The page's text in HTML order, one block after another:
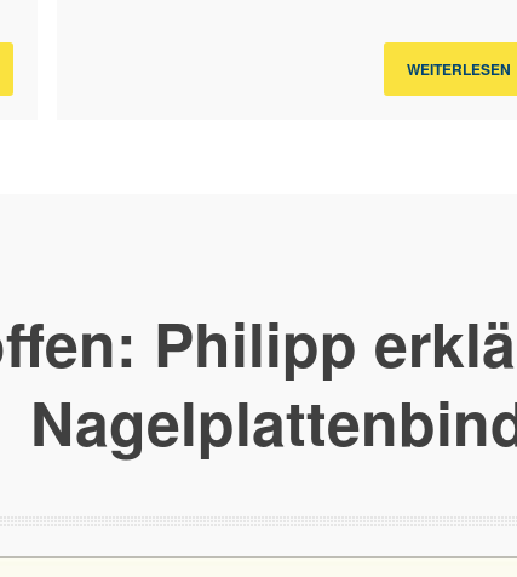
WEITERLESEN
Philipp